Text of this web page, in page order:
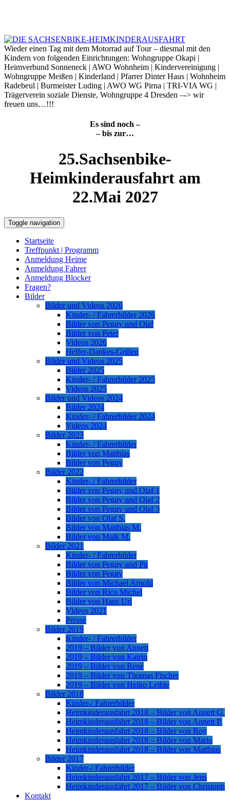
Wieder einen Tag mit dem Motorrad auf Tour – diesmal mit den
Kindern von folgenden Einrichtungen: Wohngruppe Okapi |
Heimverbund Sonneneck | AWO Wohnheim | Kindervereinigung |
Wohngruppe Meißen | Kinderland | Pfarrer Dinter Haus | Wohnheim
Radebeul | Burmeister Luding | AWO WG Pirna | TRI-VIA WG |
Trägerverein soziale Dienste, Wohngruppe 4 Dresden –-> wir
freuen uns…!!!
Es sind noch –
– bis zur…
25.Sachsenbike-
Heimkinderausfahrt am
22.Mai 2027
Toggle navigation
Startseite
Treffpunkt | Programm
Anmeldung Heime
Anmeldung Fahrer
Anmeldung Blocker
Fragen?
Bilder
Bilder und Videos 2026
Kinder- / Fahrerbilder 2026
Bilder von Peggy und Olaf
Bilder von Peter
Videos 2026
Helfer-Dankes-Grillen
Bilder und Videos 2025
Bilder 2025
Kinder- / Fahrerbilder 2025
Videos 2025
Bilder und Videos 2024
Bilder 2024
Kinder- / Fahrerbilder 2024
Videos 2024
Bilder 2023
Kinder- / Fahrerbilder
Bilder von Matthias
Bilder von Peggy
Bilder 2022
Kinder- / Fahrerbilder
Bilder von Peggy und Olaf 1
Bilder von Peggy und Olaf 2
Bilder von Peggy und Olaf 3
Bilder von Olaf S.
Bilder von Matthias M.
Bilder von Maik M.
Bilder 2021
Kinder- / Fahrerbilder
Bilder von Peggy und Pit
Bilder von Peggy
Bilder von Michael Arnold
Bilder von Rico Michel
Bilder von Hans Url
Videos 2021
Presse
Bilder 2019
Kinder- / Fahrerbilder
2019 – Bilder von Annett
2019 – Bilder von Katrin
2019 – Bilder von René
2019 – Bilder von Thomas Fischer
2019 – Bilder von Heiko Leible
Bilder 2018
Kinder-/ Fahrerbilder
Heimkinderausfahrt 2018 – Bilder von Annett G.
Heimkinderausfahrt 2018 – Bilder von Annett P.
Heimkinderausfahrt 2018 – Bilder von Roy
Heimkinderausfahrt 2018 – Bilder von Mario
Heimkinderausfahrt 2018 – Bilder von Matthias
Bilder 2017
Kinder-/ Fahrerbilder
Heimkinderausfahrt 2017 – Bilder von Jens
Heimkinderausfahrt 2017 – Bilder von Christoph
Kontakt